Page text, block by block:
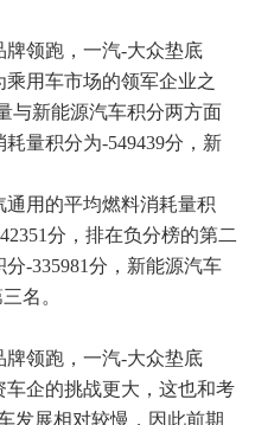
用车市场的领军企业之
与新能源汽车积分两方面
量积分为-549439分，新
用的平均燃料消耗量积
分，排在负分榜的第二
-335981分，新能源汽车
名。
企的挑战更大，这也和考
发展相对较慢，因此前期